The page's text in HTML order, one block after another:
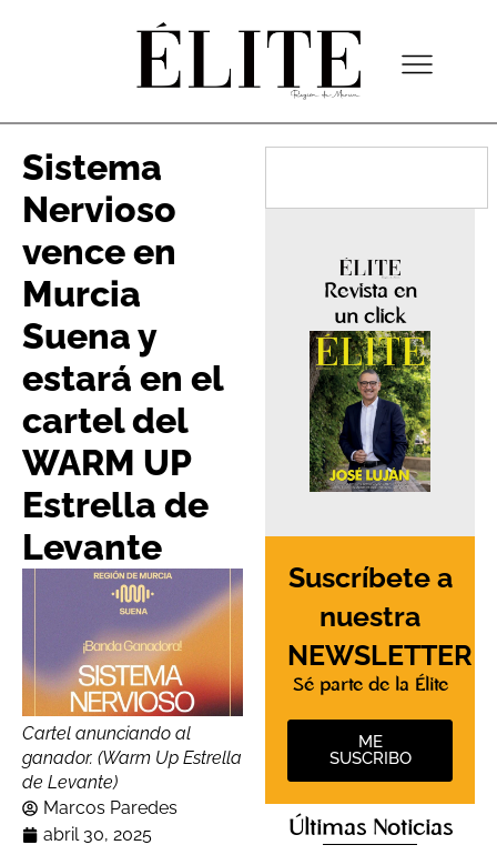
Sistema
Nervioso
vence en
Murcia
Suena y
estará en el
cartel del
WARM UP
Estrella de
Levante
Cartel anunciando al
ganador. (Warm Up Estrella
de Levante)
Marcos Paredes
abril 30, 2025
Revista en
un click
Suscríbete a
nuestra
NEWSLETTER
Sé parte de la Élite
ME
SUSCRIBO
Últimas Noticias